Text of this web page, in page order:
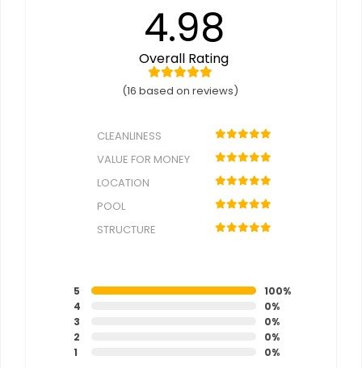
4.98
Overall Rating
(16 based on reviews)
CLEANLINESS
VALUE FOR MONEY
LOCATION
POOL
STRUCTURE
5
100%
4
0%
3
0%
2
0%
1
0%